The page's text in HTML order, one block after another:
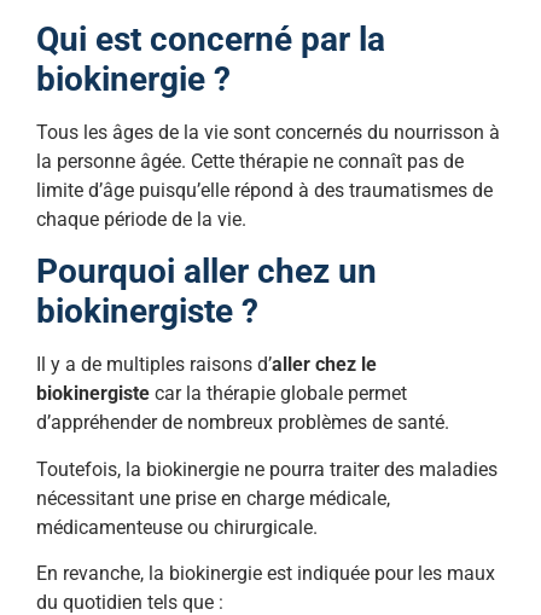
Qui est concerné par la
biokinergie ?
Tous les âges de la vie sont concernés du nourrisson à
la personne âgée. Cette thérapie ne connaît pas de
limite d’âge puisqu’elle répond à des traumatismes de
chaque période de la vie.
Pourquoi aller chez un
biokinergiste ?
Il y a de multiples raisons d’aller chez le
biokinergiste car la thérapie globale permet
d’appréhender de nombreux problèmes de santé.
Toutefois, la biokinergie ne pourra traiter des maladies
nécessitant une prise en charge médicale,
médicamenteuse ou chirurgicale.
En revanche, la biokinergie est indiquée pour les maux
du quotidien tels que :